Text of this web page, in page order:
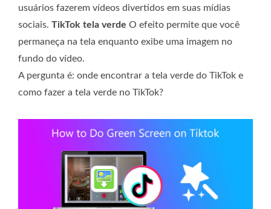
usuários fazerem vídeos divertidos em suas mídias
sociais. TikTok tela verde O efeito permite que você
permaneça na tela enquanto exibe uma imagem no
fundo do vídeo.
A pergunta é: onde encontrar a tela verde do TikTok e
como fazer a tela verde no TikTok?